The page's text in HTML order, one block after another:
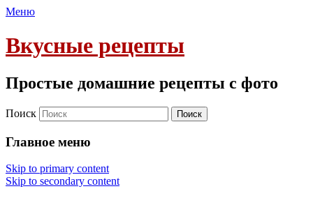
Меню
Вкусные рецепты
Простые домашние рецепты с фото
Поиск
Главное меню
Skip to primary content
Skip to secondary content